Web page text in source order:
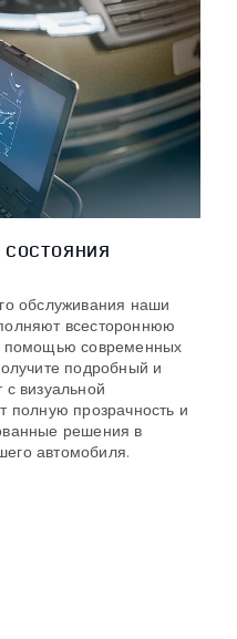
СОСТОЯНИЯ
обслуживания наши
всестороннюю
помощью современных
подробный и
визуальной
полную прозрачность и
решения в
автомобиля.